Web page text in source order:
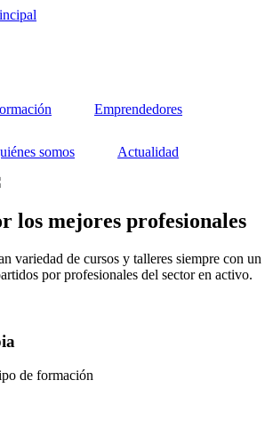
Emprendedores
somos Actualidad
los mejores profesionales
variedad de cursos y talleres siempre con un
por profesionales del sector en activo.
de formación